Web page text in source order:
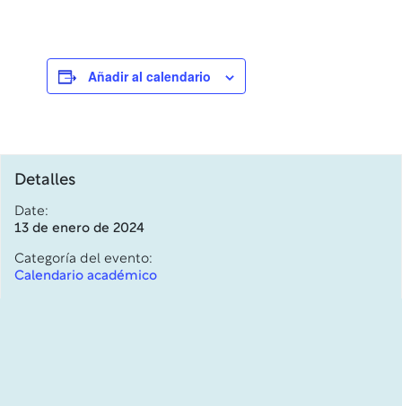
Añadir al calendario
Detalles
Date:
13 de enero de 2024
Categoría del evento:
Calendario académico